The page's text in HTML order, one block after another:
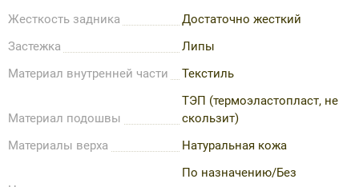
Жесткость задника
Достаточно жесткий
Застежка
Липы
Материал внутренней части
Текстиль
Материал подошвы
ТЭП (термоэластопласт, не
скользит)
Материалы верха
Натуральная кожа
По назначению/Без